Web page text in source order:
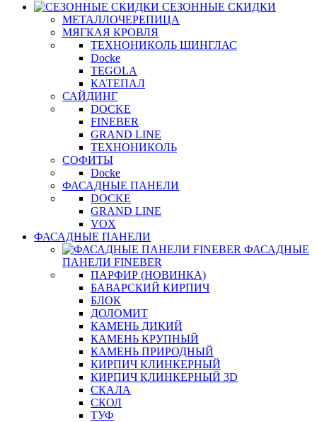
СЕЗОННЫЕ СКИДКИ
МЕТАЛЛОЧЕРЕПИЦА
МЯГКАЯ КРОВЛЯ
ТЕХНОНИКОЛЬ ШИНГЛАС
Docke
TEGOLA
КАТЕПАЛ
САЙДИНГ
DOCKE
FINEBER
GRAND LINE
ТЕХНОНИКОЛЬ
СОФИТЫ
Docke
ФАСАДНЫЕ ПАНЕЛИ
DOCKE
GRAND LINE
VOX
ФАСАДНЫЕ ПАНЕЛИ
ФАСАДНЫЕ
ПАНЕЛИ FINEBER
ПАРФИР (НОВИНКА)
БАВАРСКИЙ КИРПИЧ
БЛОК
ДОЛОМИТ
КАМЕНЬ ДИКИЙ
КАМЕНЬ КРУПНЫЙ
КАМЕНЬ ПРИРОДНЫЙ
КИРПИЧ КЛИНКЕРНЫЙ
КИРПИЧ КЛИНКЕРНЫЙ 3D
СКАЛА
СКОЛ
ТУФ